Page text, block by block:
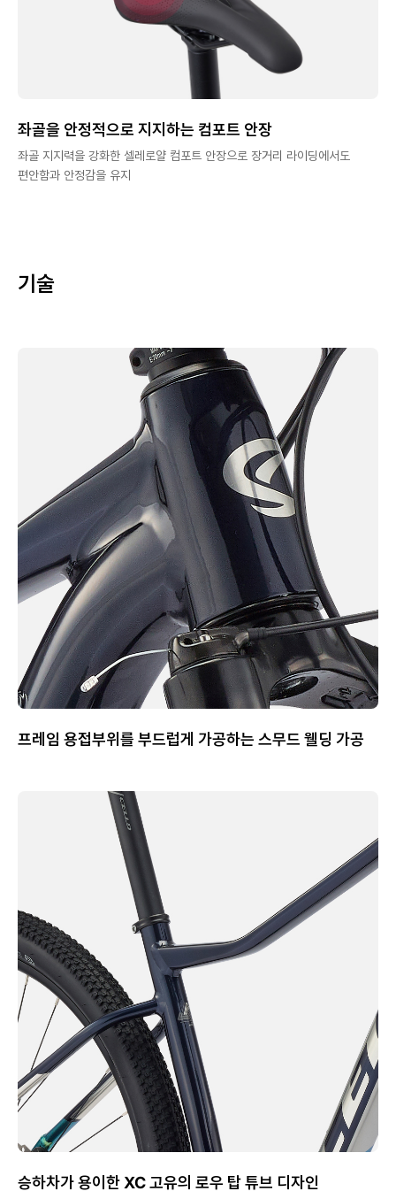
좌골을 안정적으로 지지하는 컴포트 안장
좌골 지지력을 강화한 셀레로얄 컴포트 안장으로 장거리 라이딩에서도
편안함과 안정감을 유지
기술
프레임 용접부위를 부드럽게 가공하는 스무드 웰딩 가공
승하차가 용이한 XC 고유의 로우 탑 튜브 디자인